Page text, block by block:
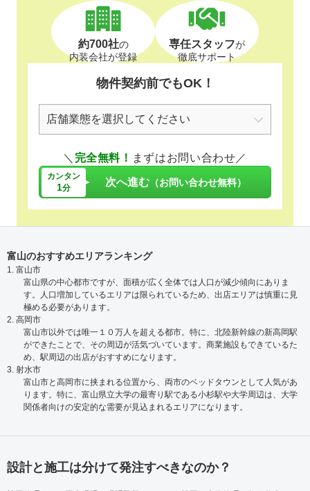
約700社の
内装会社が登録
専任スタッフが
徹底サポート
物件契約前でもOK！
＼ 完全無料！ まずはお問い合わせ／
カンタン
1分 次へ進む （お問い合わせ無料）
富山のおすすめエリアランキング
1. 富山市
富山県の中心都市ですが、面積が広く全体では人口が減少傾向にありま
す。人口増加しているエリアは限られているため、出店エリアは慎重に見
極める必要があります。
2. 高岡市
富山市以外では唯一１０万人を超える都市。特に、北陸新幹線の新高岡駅
ができたことで、その周辺が活気づいています。商業施設もできているた
め、駅周辺の出店がおすすめになります。
3. 射水市
富山市と高岡市に挟まれる位置から、両市のベッドタウンとして人気があ
ります。特に、富山県立大学の最寄り駅である小杉駅や大学周辺は、大学
関係者向けの安定的な需要が見込まれるエリアになります。
設計と施工は分けて発注すべきなのか？